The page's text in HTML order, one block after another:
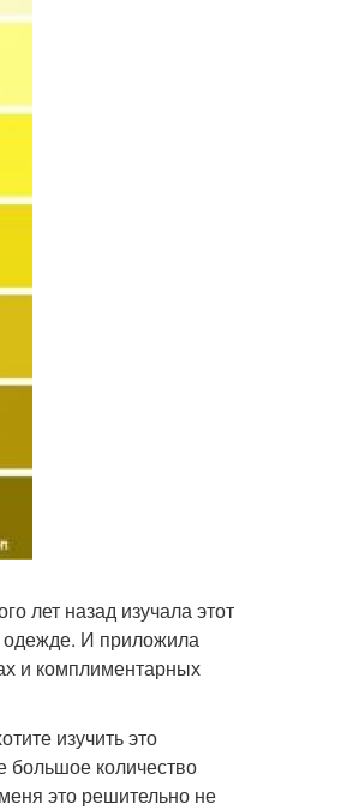
лет назад изучала этот
одежде. И приложила
и комплиментарных
изучить это
большое количество
это решительно не